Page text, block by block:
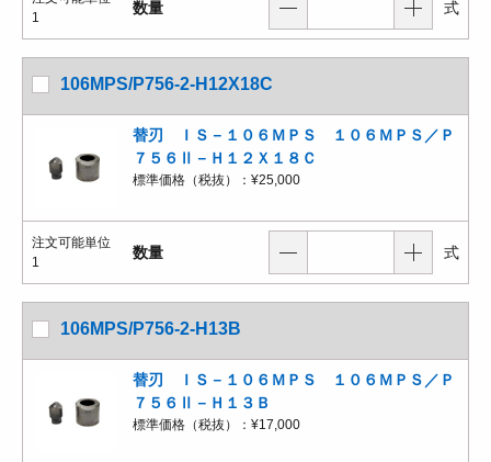
1
数量 式
106MPS/P756-2-H12X18C
替刃 ＩＳ－１０６ＭＰＳ １０６ＭＰＳ／Ｐ
７５６Ⅱ－Ｈ１２Ｘ１８Ｃ
標準価格（税抜）： ¥25,000
注文可能単位
1
数量 式
106MPS/P756-2-H13B
替刃 ＩＳ－１０６ＭＰＳ １０６ＭＰＳ／Ｐ
７５６Ⅱ－Ｈ１３Ｂ
標準価格（税抜）： ¥17,000